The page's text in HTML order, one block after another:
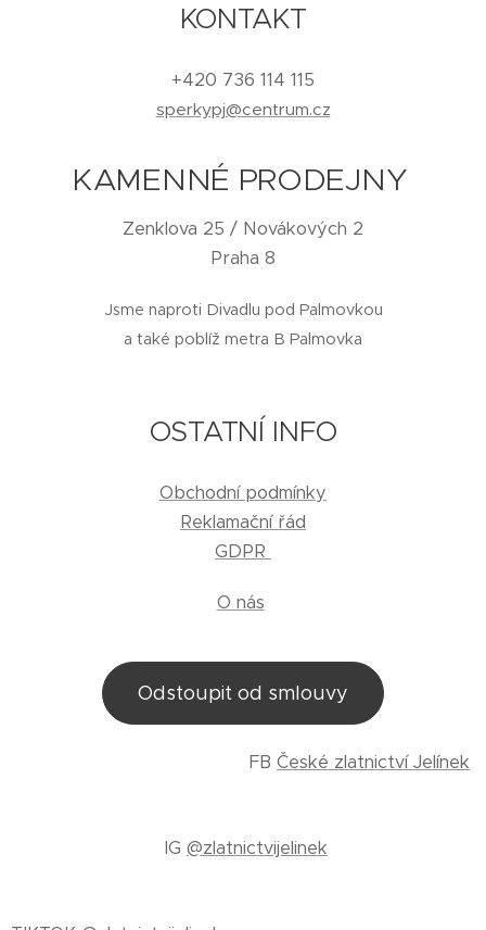
KONTAKT
+420 736 114 115
sperkypj@centrum.cz
KAMENNÉ PRODEJNY
Zenklova 25 / Novákových 2
Praha 8
Jsme naproti Divadlu pod Palmovkou
a také poblíž metra B Palmovka
OSTATNÍ INFO
Obchodní podmínky
Reklamační řád
GDPR
O nás
Odstoupit od smlouvy
FB České zlatnictví Jelínek
IG @zlatnictvijelinek